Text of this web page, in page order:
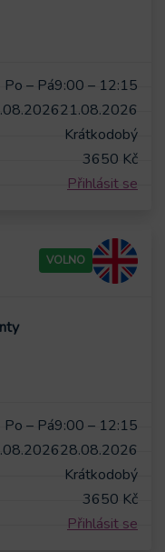
Po – Pá9:00 – 12:15
21.08.2026
Krátkodobý
3650 Kč
Přihlásit se
VOLNO
Po – Pá9:00 – 12:15
28.08.2026
Krátkodobý
3650 Kč
Přihlásit se